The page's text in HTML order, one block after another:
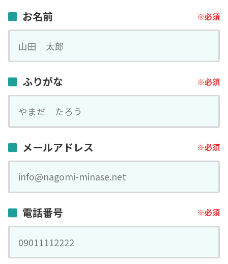
お名前
ふりがな
メールアドレス
電話番号